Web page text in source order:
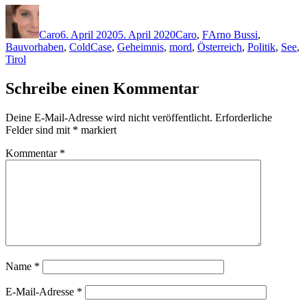
Autor
Caro6. April 20205. April 2020Caro, FArno Bussi,
Bauvorhaben, ColdCase, Geheimnis, mord, Österreich, Politik, See,
Tirol
Schreibe einen Kommentar
Deine E-Mail-Adresse wird nicht veröffentlicht. Erforderliche
Felder sind mit * markiert
Kommentar *
Name *
E-Mail-Adresse *